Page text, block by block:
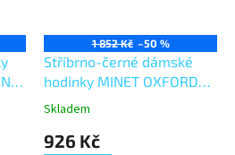
1 852 Kč –50 %
Stříbrno-černé dámské
hodinky MINET OXFORD
SILVER BLACK MESH
Skladem
926 Kč